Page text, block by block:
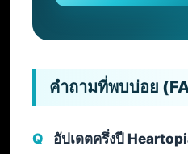
คำถามที่พบบ่อย
อัปเดตครึ่งปี